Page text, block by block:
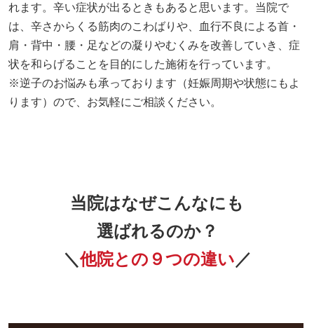
れます。辛い症状が出るときもあると思います。当院で
は、辛さからくる筋肉のこわばりや、血行不良による首・
肩・背中・腰・足などの凝りやむくみを改善していき、症
状を和らげることを目的にした施術を行っています。
※逆子のお悩みも承っております（妊娠周期や状態にもよ
ります）ので、お気軽にご相談ください。
当院はなぜこんなにも
選ばれるのか？
＼他院との９つの違い／